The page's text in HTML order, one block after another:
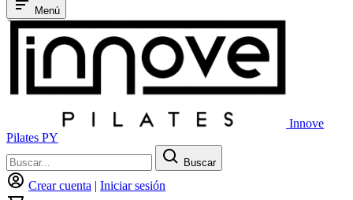
Menú
Innove
Pilates PY
Buscar
Crear cuenta | Iniciar sesión